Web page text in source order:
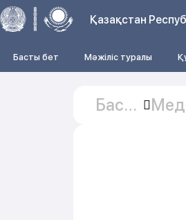
Қазақстан
Басты бет Мәжіліс туралы
Басты